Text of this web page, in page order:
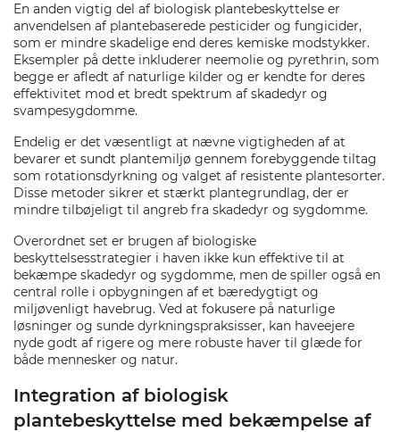
En anden vigtig del af biologisk plantebeskyttelse er
anvendelsen af plantebaserede pesticider og fungicider,
som er mindre skadelige end deres kemiske modstykker.
Eksempler på dette inkluderer neemolie og pyrethrin, som
begge er afledt af naturlige kilder og er kendte for deres
effektivitet mod et bredt spektrum af skadedyr og
svampesygdomme.
Endelig er det væsentligt at nævne vigtigheden af at
bevarer et sundt plantemiljø gennem forebyggende tiltag
som rotationsdyrkning og valget af resistente plantesorter.
Disse metoder sikrer et stærkt plantegrundlag, der er
mindre tilbøjeligt til angreb fra skadedyr og sygdomme.
Overordnet set er brugen af biologiske
beskyttelsesstrategier i haven ikke kun effektive til at
bekæmpe skadedyr og sygdomme, men de spiller også en
central rolle i opbygningen af et bæredygtigt og
miljøvenligt havebrug. Ved at fokusere på naturlige
løsninger og sunde dyrkningspraksisser, kan haveejere
nyde godt af rigere og mere robuste haver til glæde for
både mennesker og natur.
Integration af biologisk
plantebeskyttelse med bekæmpelse af